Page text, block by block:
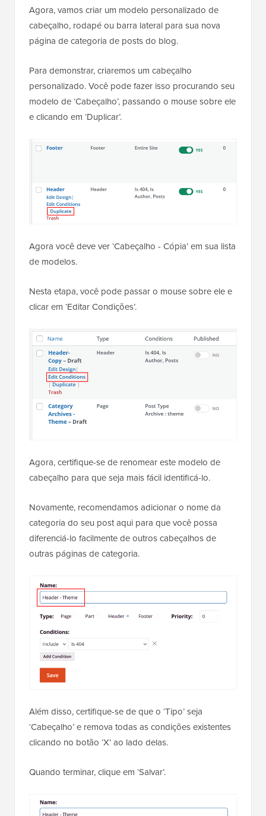
Agora, vamos criar um modelo personalizado de
cabeçalho, rodapé ou barra lateral para sua nova
página de categoria de posts do blog.
Para demonstrar, criaremos um cabeçalho
personalizado. Você pode fazer isso procurando seu
modelo de ‘Cabeçalho’, passando o mouse sobre ele
e clicando em ‘Duplicar’.
Agora você deve ver ‘Cabeçalho - Cópia’ em sua lista
de modelos.
Nesta etapa, você pode passar o mouse sobre ele e
clicar em ‘Editar Condições’.
Agora, certifique-se de renomear este modelo de
cabeçalho para que seja mais fácil identificá-lo.
Novamente, recomendamos adicionar o nome da
categoria do seu post aqui para que você possa
diferenciá-lo facilmente de outros cabeçalhos de
outras páginas de categoria.
Além disso, certifique-se de que o ‘Tipo’ seja
‘Cabeçalho’ e remova todas as condições existentes
clicando no botão ‘X’ ao lado delas.
Quando terminar, clique em ‘Salvar’.